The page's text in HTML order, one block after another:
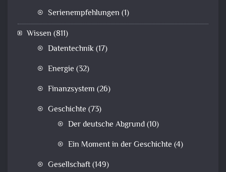
Serienempfehlungen (1)
Wissen (811)
Datentechnik(17)
Energie (32)
Finanzsystem (26)
Geschichte (73)
Der deutsche Abgrund(10)
Ein Moment in der Geschichte (4)
Gesellschaft(149)